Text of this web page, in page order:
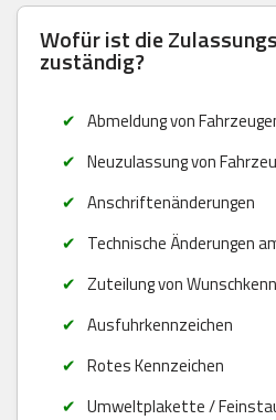
Wofür ist die
zuständig?
Abmeldung von
Neuzulassung von
Anschriftenänderungen
Technische Änderungen
Zuteilung von
Ausfuhrkennzeichen
Rotes Kennzeichen
Umweltplakette /